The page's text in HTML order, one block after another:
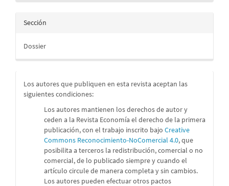
Sección
Dossier
Los autores que publiquen en esta revista aceptan las
siguientes condiciones:
Los autores mantienen los derechos de autor y
ceden a la Revista Economía el derecho de la primera
publicación, con el trabajo inscrito bajo Creative
Commons Reconocimiento-NoComercial 4.0, que
posibilita a terceros la redistribución, comercial o no
comercial, de lo publicado siempre y cuando el
artículo circule de manera completa y sin cambios.
Los autores pueden efectuar otros pactos